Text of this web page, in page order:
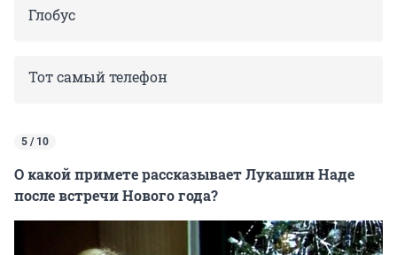
Глобус
Тот самый телефон
5 / 10
О какой примете рассказывает Лукашин Наде
после встречи Нового года?